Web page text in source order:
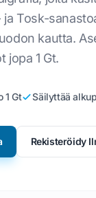
koreaan
arabiaksi
indonesiaksi
hindiksi
urduksi
ja Tosk-
kautta.
jopa 1 Gt.
1 Gt Säilyttää
Rekisteröidy